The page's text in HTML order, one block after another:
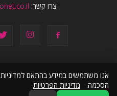
צרו קשר:
פרסמו אצלנו מחפשים כותבים
אנו משתמשים במידע בהתאם
הסכמה. מדיניות הפרטיות